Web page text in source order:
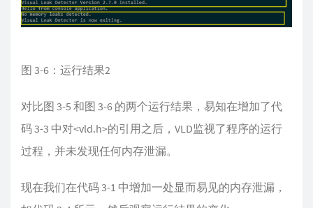
图 3-6：运行结果2
对比图 3-5 和图 3-6 的两个运行结果，易知在增加了代
码 3-3 中对<vld.h>的引用之后，VLD监视了程序的运行
过程，并未发现任何内存泄漏。
现在我们在代码 3-1 中增加一处显而易见的内存泄漏，